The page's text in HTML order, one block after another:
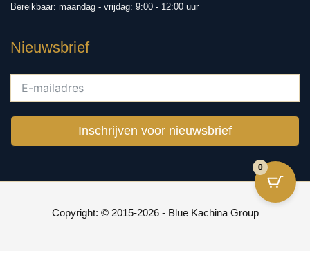
Bereikbaar: maandag - vrijdag: 9:00 - 12:00 uur
Nieuwsbrief
Inschrijven voor nieuwsbrief
Copyright: © 2015-2026 - Blue Kachina Group
0